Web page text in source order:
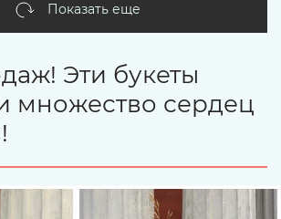
Показать еще
Эти букеты
множество сердец